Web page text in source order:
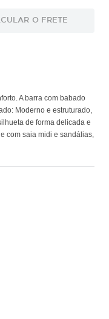
O FRETE
A barra com babado
Moderno e estruturado,
de forma delicada e
com saia midi e sandálias,